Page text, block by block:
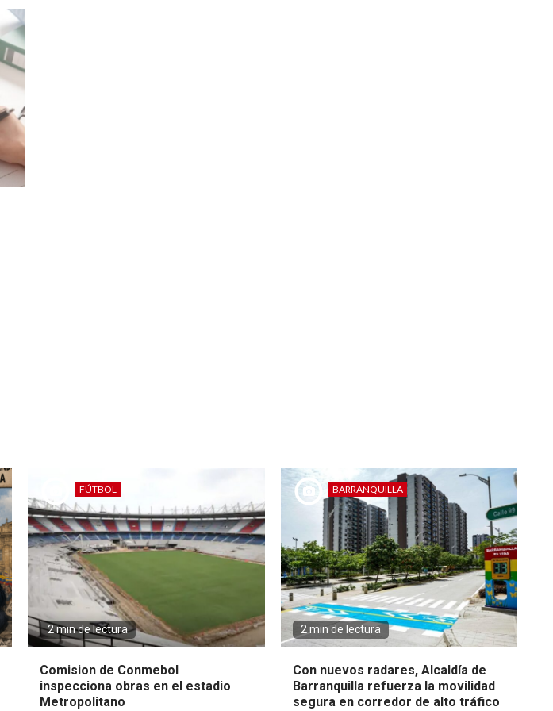
FÚTBOL
2 min de lectura
Comision de Conmebol
inspecciona obras en el estadio
Metropolitano
BARRANQUILLA
2 min de lectura
Con nuevos radares, Alcaldía de
Barranquilla refuerza la movilidad
segura en corredor de alto tráfico